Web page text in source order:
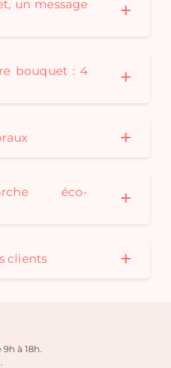
un message
bouquet : 4
éco-
clients
à 18h.